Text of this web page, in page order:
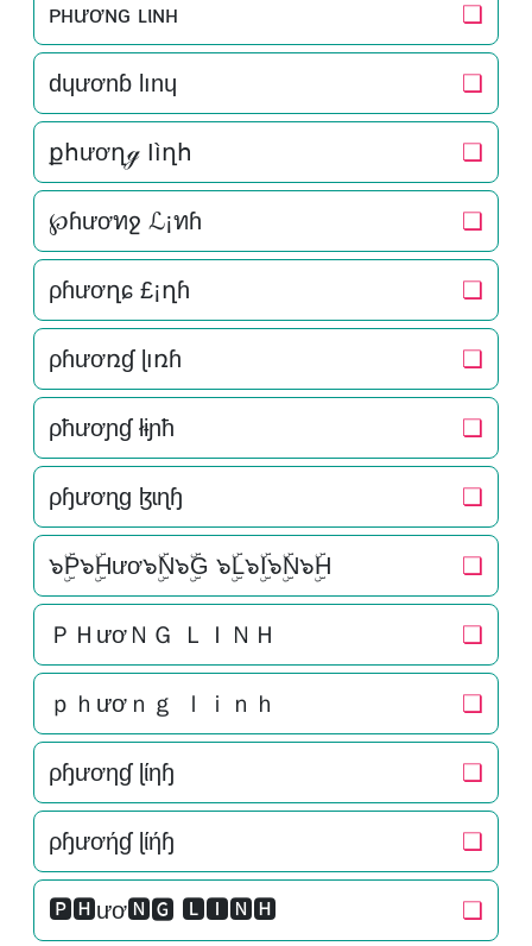
ᴘнươɴԍ ʟιɴн ❏
dɥươnɓ lınɥ ❏
քհươղℊ Ӏìղհ ❏
℘ɦươทջ ℒ¡ทɦ ❏
ρɦươղɕ £¡ղɦ ❏
ρɦươռɠ ɭıռɦ ❏
ρħươɲɠ łɨɲħ ❏
ρɧươɳɡ ɮɩɳɧ ❏
๖ۣۜP๖ۣۜHươ๖ۣۜN๖ۣۜG ๖ۣۜL๖ۣۜI๖ۣۜN๖ۣۜH ❏
ＰＨươＮＧ ＬＩＮＨ ❏
ｐｈươｎｇ ｌｉｎｈ ❏
ρɧươηɠ ɭίηɧ ❏
ρɧươήɠ ɭίήɧ ❏
🅿🅷ươ🅽🅶 🅻🅸🅽🅷 ❏